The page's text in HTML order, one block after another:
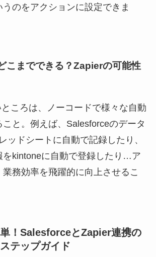
のをアクションに設定できま
こまでできる？Zapierの可能性
ころは、ノーコードで様々な自動
と。例えば、Salesforceのデータ
ッドシートに自動で記録したり、
をkintoneに自動で登録したり…ア
業務効率を飛躍的に向上させるこ
！SalesforceとZapier連携の
テップガイド